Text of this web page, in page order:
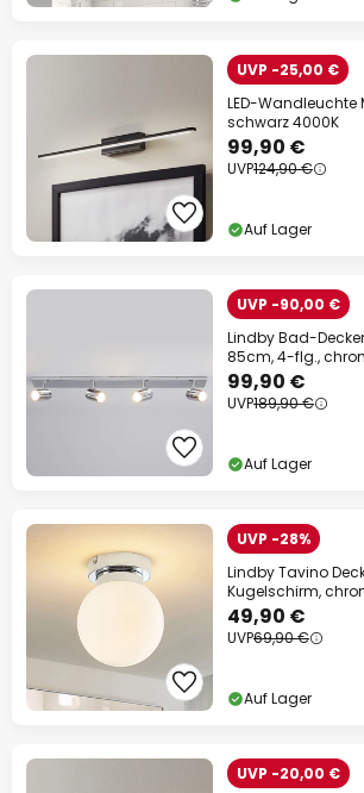
UVP -25,00 €
LED-Wandleuchte
schwarz 4000K
99,90 €
UVP124,90 €
Auf Lager
UVP -90,00 €
Lindby Bad-
85cm, 4-flg.,
99,90 €
UVP189,90 €
Auf Lager
UVP -28%
Lindby Tavino
Kugelschirm,
49,90 €
UVP69,90 €
Auf Lager
UVP -20,00 €